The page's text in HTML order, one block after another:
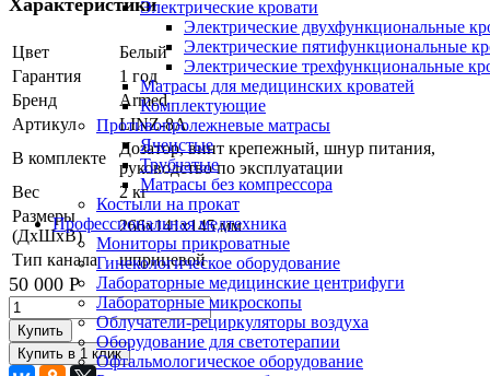
Электрические кровати
Электрические двухфункциональные
Электрические пятифункциональные
Электрические трехфункциональные
Матрасы для медицинских кроватей
Комплектующие
Противопролежневые матрасы
Ячеистые
Трубчатые
Матрасы без компрессора
Костыли на прокат
Профессиональная медтехника
Мониторы прикроватные
Гинекологическое оборудование
Лабораторные медицинские центрифуги
Лабораторные микроскопы
Облучатели-рециркуляторы воздуха
Оборудование для светотерапии
Офтальмологическое оборудование
Характеристики
Цвет
Белый
Гарантия
1 год
Бренд
Armed
Артикул
LINZ-8A
В комплекте
Дозатор, винт крепежный, шнур питания,
руководство по эксплуатации
Вес
2 кг
Размеры
(ДхШхВ)
266х141х145 мм
Тип канала
шприцевой
50 000 Р
Купить